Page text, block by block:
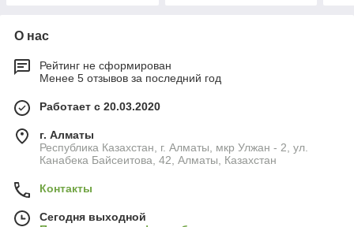
О нас
Рейтинг не сформирован
Менее 5 отзывов за последний год
Работает с 20.03.2020
г. Алматы
Республика Казахстан, г. Алматы, мкр Улжан - 2, ул.
Канабека Байсеитова, 42, Алматы, Казахстан
Контакты
Сегодня выходной